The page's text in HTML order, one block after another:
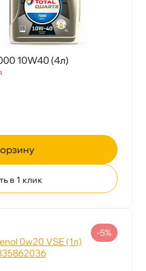
10W40 (4л)
в 1 клик
-5%